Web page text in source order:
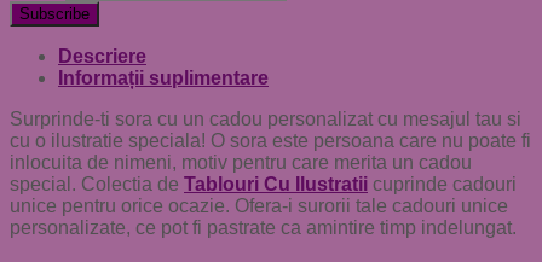
Descriere
Informații suplimentare
Surprinde-ti sora cu un cadou personalizat cu mesajul tau si
cu o ilustratie speciala! O sora este persoana care nu poate fi
inlocuita de nimeni, motiv pentru care merita un cadou
special. Colectia de Tablouri Cu Ilustratii cuprinde cadouri
unice pentru orice ocazie. Ofera-i surorii tale cadouri unice
personalizate, ce pot fi pastrate ca amintire timp indelungat.